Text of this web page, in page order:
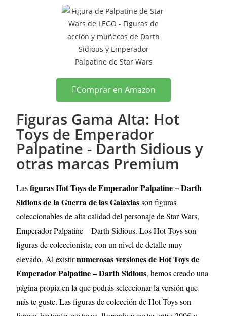
Comprar en Amazon
Figuras Gama Alta: Hot
Toys de Emperador
Palpatine - Darth Sidious y
otras marcas Premium
Lasfiguras Hot Toys de Emperador Palpatine – Darth
Sidious de la Guerra de las Galaxiasson figuras
coleccionables de alta calidad del personaje de Star Wars,
Emperador Palpatine – Darth Sidious. Los Hot Toys son
figuras de coleccionista, con un nivel de detalle muy
elevado. Al existirnumerosas versiones de Hot Toys de
Emperador Palpatine – Darth Sidious, hemos creado una
página propia en la que podrás seleccionar la versión que
más te guste. Las figuras de colección de Hot Toys son